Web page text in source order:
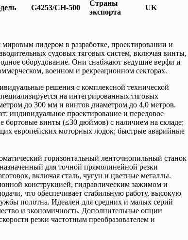
G4253/CH-500
Страны
экспорта
UK
лидером в разработке, проектировании и
судовых тяговых систем, включая винты,
оборудование. Они снабжают ведущие верфи и
военном и рекреационном секторах.
решения с комплексной технической
на интегрированных тяговых
до 300 мм и винтов диаметром до 4,0 метров.
индивидуальное проектирование и передовое
бортовые винты (≤30 дюймов) с наличием на складе;
европейских моторных лодок; быстрые аварийные
горизонтальный ленточнопильный станок
для точной прямолинейной резки
включая сталь, чугун и цветные металлы.
конструкцией, гидравлическим зажимом и
что обеспечивает стабильную работу, высокую
полотна. Идеален для средних и малых серий
и экономичность. Дополнительные опции
резки частотным преобразователем и